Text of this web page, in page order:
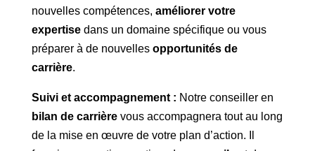
nouvelles compétences, améliorer votre
expertisedans un domaine spécifique ou vous
préparer à de nouvelles opportunités de
carrière.
Suivi et accompagnement : Notre conseiller en
bilan de carrièrevous accompagnera tout au long
de la mise en œuvre de votre plan d’action. Il